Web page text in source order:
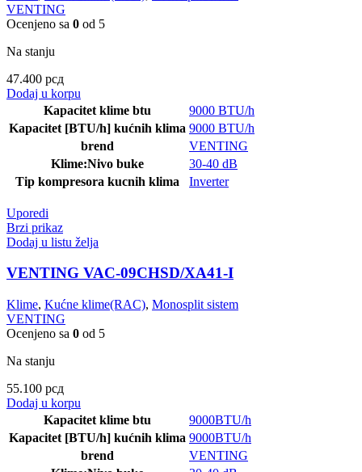
VENTING
Ocenjeno sa 0 od 5
Na stanju
47.400 рсд
Dodaj u korpu
Kapacitet klime btu
9000 BTU/h
Kapacitet [BTU/h] kućnih klima 9000 BTU/h
brend
VENTING
Klime:Nivo buke
30-40 dB
Tip kompresora kucnih klima
Inverter
Uporedi
Brzi prikaz
Dodaj u listu želja
VENTING VAC-09CHSD/XA41-I
Klime, Kućne klime(RAC), Monosplit sistem
VENTING
Ocenjeno sa 0 od 5
Na stanju
55.100 рсд
Dodaj u korpu
Kapacitet klime btu
9000BTU/h
Kapacitet [BTU/h] kućnih klima 9000BTU/h
brend
VENTING